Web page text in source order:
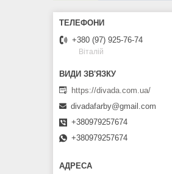
+380 (97) 925-76-74
Віталій
https://divada.com.ua/
divadafarby@gmail.com
+380979257674
+380979257674